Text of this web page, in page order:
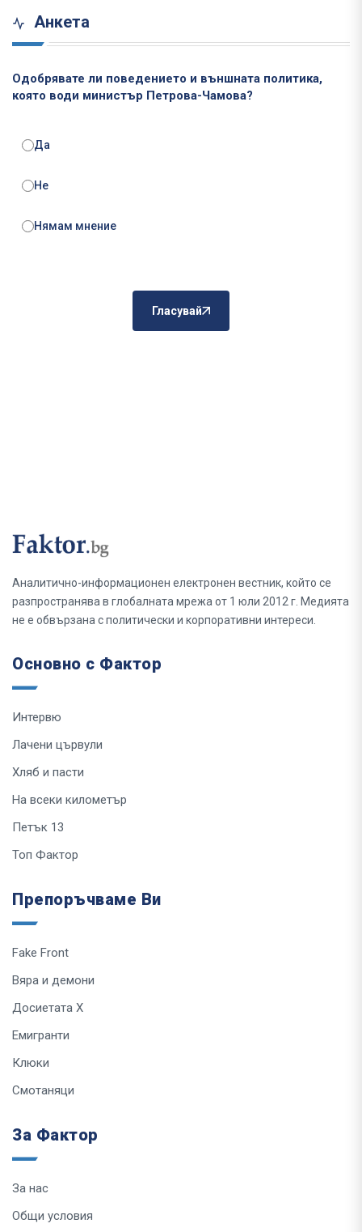
Анкета
Одобрявате ли поведението и външната политика,
която води министър Петрова-Чамова?
Да
Не
Нямам мнение
Гласувай
Аналитично-информационен електронен вестник, който се
разпространява в глобалната мрежа от 1 юли 2012 г. Медията
не е обвързана с политически и корпоративни интереси.
Основно с Фактор
Интервю
Лачени цървули
Хляб и пасти
На всеки километър
Петък 13
Топ Фактор
Препоръчваме Ви
Fake Front
Вяра и демони
Досиетата Х
Емигранти
Клюки
Смотаняци
За Фактор
За нас
Общи условия